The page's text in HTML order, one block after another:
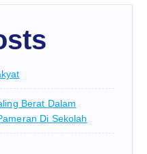
Berat Dalam
Di Sekolah